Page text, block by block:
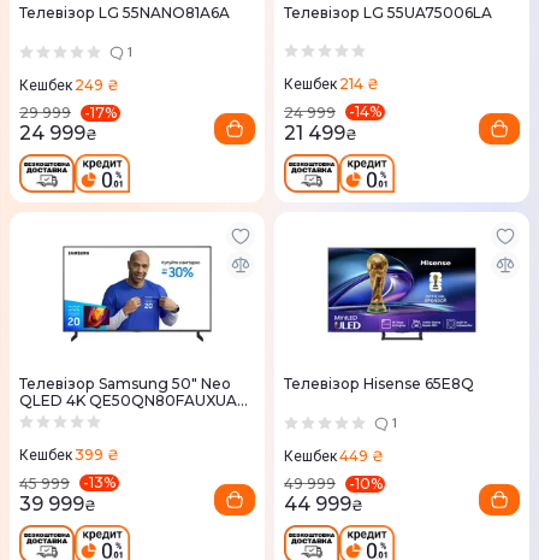
Телевізор LG 55NANO81A6A
1
Кешбек 249 ₴
29 999
-17%
24 999₴
Телевізор LG 55UA75006LA
Кешбек 214 ₴
24 999
-14%
21 499₴
Телевізор Samsung 50" Neo
QLED 4K QE50QN80FAUXUA
MiniLED Vision AI
Кешбек399 ₴
45 999
-13%
39 999₴
Телевізор Hisense 65E8Q
1
Кешбек449 ₴
49 999
-10%
44 999₴